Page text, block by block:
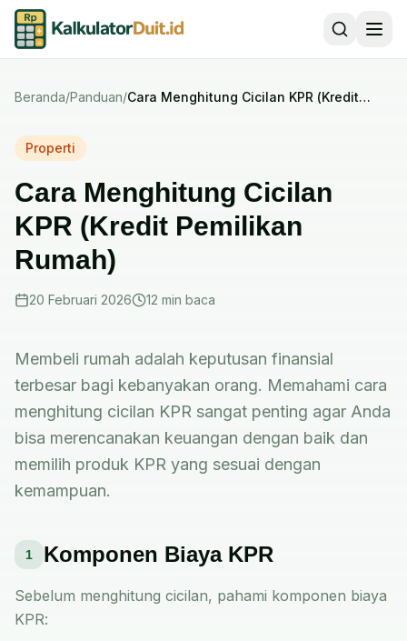
Beranda/Panduan/Cara Menghitung Cicilan KPR (Kredit
Properti
Cara Menghitung Cicilan
KPR (Kredit Pemilikan
Rumah)
20 Februari 2026 12 min baca
Membeli rumah adalah keputusan finansial
terbesar bagi kebanyakan orang. Memahami cara
menghitung cicilan KPR sangat penting agar Anda
bisa merencanakan keuangan dengan baik dan
memilih produk KPR yang sesuai dengan
kemampuan.
1 Komponen Biaya KPR
Sebelum menghitung cicilan, pahami komponen biaya
KPR: